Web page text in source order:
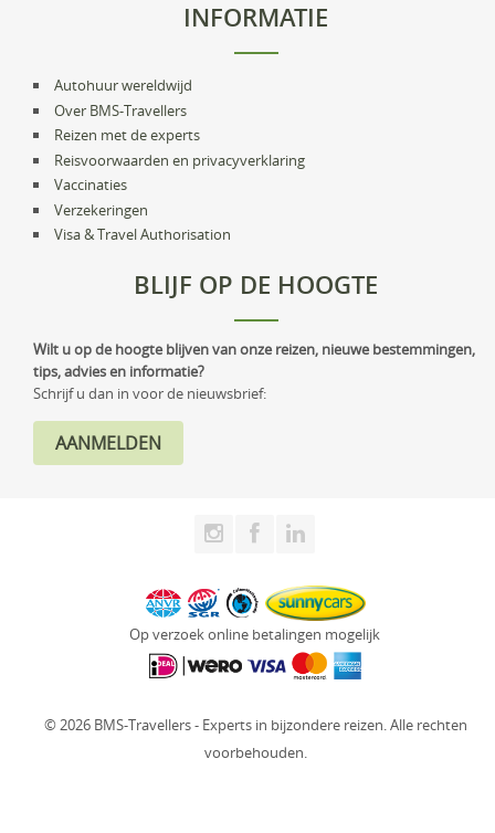
INFORMATIE
Autohuur wereldwijd
Over BMS-Travellers
Reizen met de experts
Reisvoorwaarden en privacyverklaring
Vaccinaties
Verzekeringen
Visa & Travel Authorisation
BLIJF OP DE HOOGTE
Wilt u op de hoogte blijven van onze reizen, nieuwe bestemmingen,
tips, advies en informatie?
Schrijf u dan in voor de nieuwsbrief:
Op verzoek online betalingen mogelijk
© 2026 BMS-Travellers - Experts in bijzondere reizen. Alle rechten
voorbehouden.